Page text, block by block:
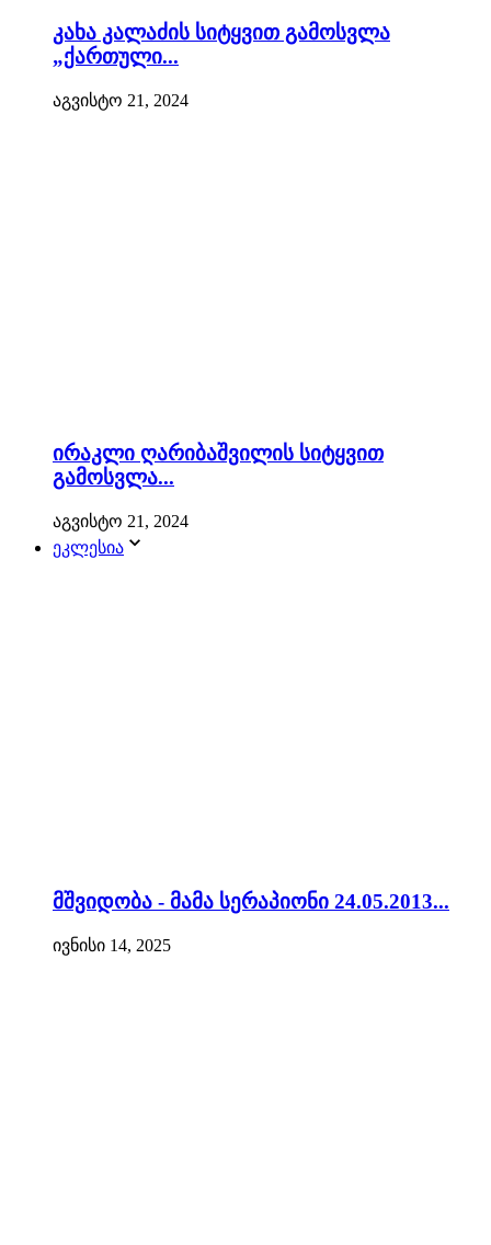
კახა კალაძის სიტყვით გამოსვლა
„ქართული...
აგვისტო 21, 2024
ირაკლი ღარიბაშვილის სიტყვით
გამოსვლა...
აგვისტო 21, 2024
ეკლესია
მშვიდობა - მამა სერაპიონი 24.05.2013...
ივნისი 14, 2025